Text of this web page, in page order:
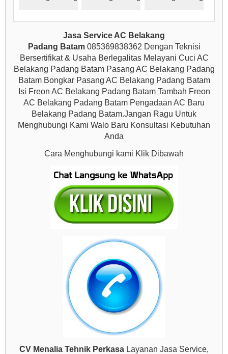
Jasa Service AC Belakang
Padang Batam 085369838362 Dengan Teknisi
Bersertifikat & Usaha Berlegalitas Melayani Cuci AC
Belakang Padang Batam Pasang AC Belakang Padang
Batam Bongkar Pasang AC Belakang Padang Batam
Isi Freon AC Belakang Padang Batam Tambah Freon
AC Belakang Padang Batam Pengadaan AC Baru
Belakang Padang Batam.Jangan Ragu Untuk
Menghubungi Kami Walo Baru Konsultasi Kebutuhan
Anda
Cara Menghubungi kami Klik Dibawah
CV Menalia Tehnik Perkasa Layanan Jasa Service,